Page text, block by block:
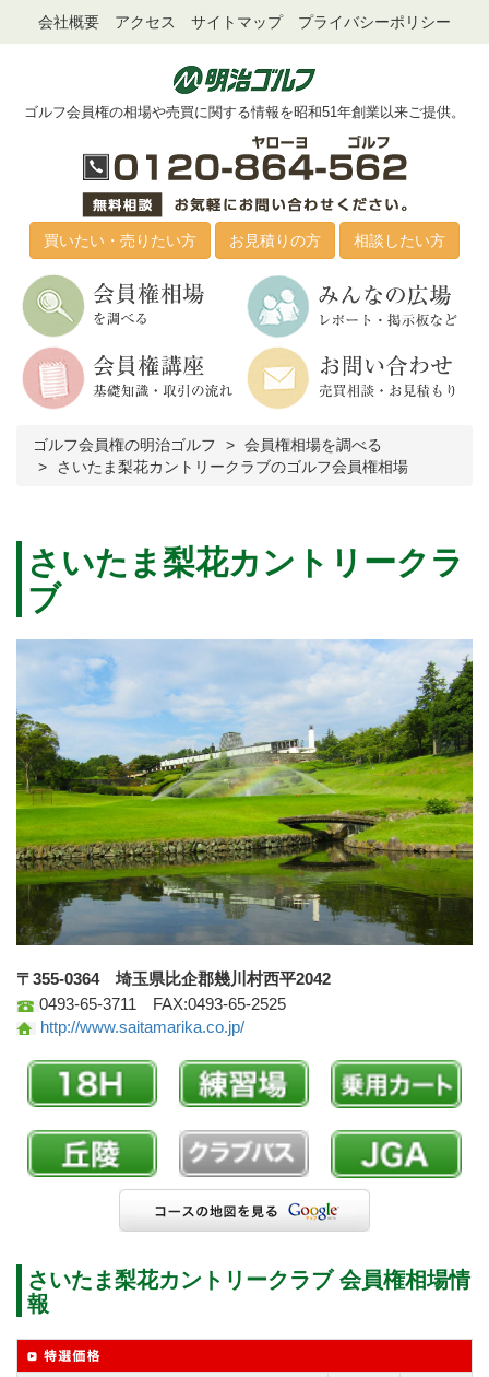
会社概要 アクセス サイトマップ プライバシーポリシー
ゴルフ会員権の相場や売買に関する情報を昭和51年創業以来ご提供。
買いたい・売りたい方 お見積りの方 相談したい方
ゴルフ会員権の明治ゴルフ
会員権相場を調べる
さいたま梨花カントリークラブのゴルフ会員権相場
さいたま梨花カントリークラ
ブ
〒355-0364 埼玉県比企郡幾川村西平2042
0493-65-3711 FAX:0493-65-2525
http://www.saitamarika.co.jp/
さいたま梨花カントリークラブ 会員権相場情
報